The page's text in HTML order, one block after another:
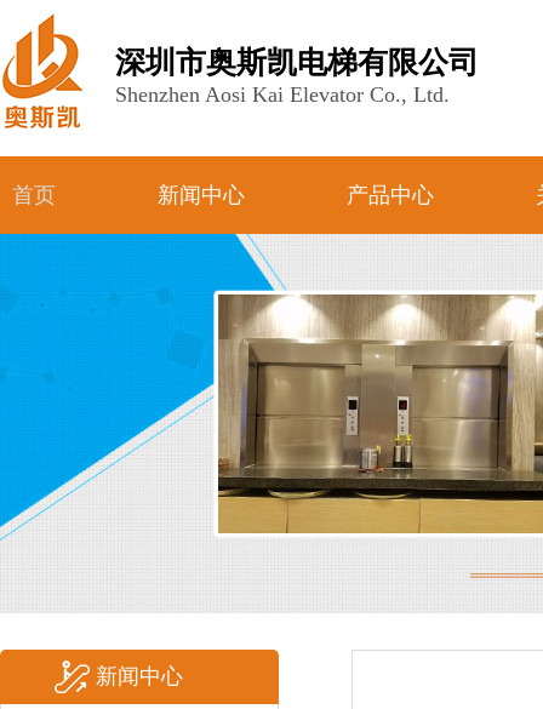
深圳市奥斯凯电梯有限公司
Shenzhen Aosi Kai Elevator Co., Ltd.
首页 新闻中心 产品中心
新闻中心